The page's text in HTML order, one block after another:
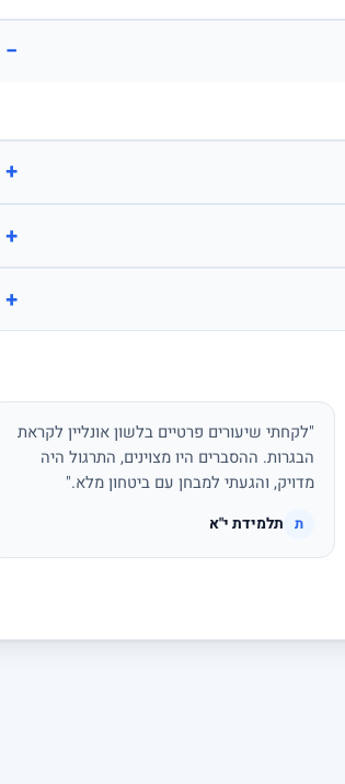
−
+
+
+
"לקחתי שיעורים פרטיים בלשון אונליין לקראת
הבגרות. ההסברים היו מצוינים, התרגול היה
מדויק, והגעתי למבחן עם ביטחון מלא."
ת תלמידת י"א